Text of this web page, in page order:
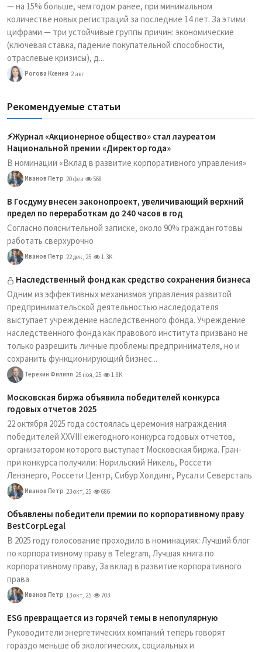
— на 15% больше, чем годом ранее, при минимальном
количестве новых регистраций за последние 14 лет. За этими
цифрами — три устойчивые группы причин: экономические
(ключевая ставка, падение покупательной способности,
отраслевые кризисы), д...
Рогова Ксения 2 авг
Рекомендуемые статьи
⚡️Журнал «Акционерное общество» стал лауреатом
Национальной премии «Директор года»
В номинации «Вклад в развитие корпоративного управления»
Иванов Петр 20 фев 568
В Госдуму внесен законопроект, увеличивающий верхний
предел по переработкам до 240 часов в год
Согласно пояснительной записке, около 90% граждан готовы
работать сверхурочно
Иванов Петр 22 дек, 25 1.3K
Наследственный фонд как средство сохранения бизнеса
Одним из эффективных механизмов управления развитой
предпринимательской деятельностью наследодателя
выступает учреждение наследственного фонда. Учреждение
наследственного фонда как правового института призвано не
только разрешить личные проблемы предпринимателя, но и
сохранить функционирующий бизнес...
Терехин Филипп 25 ноя, 25 1.8K
Московская биржа объявила победителей конкурса
годовых отчетов 2025
22 октября 2025 года состоялась церемония награждения
победителей XXVIII ежегодного конкурса годовых отчетов,
организатором которого выступает Московская биржа. Гран-
при конкурса получили: Норильский Никель, Россети
Ленэнерго, Россети Центр, Сибур Холдинг, Русал и Северсталь
Иванов Петр 23 окт, 25 686
Объявлены победители премии по корпоративному праву
BestCorpLegal
В 2025 году голосование проходило в номинациях: Лучший блог
по корпоративному праву в Telegram, Лучшая книга по
корпоративному праву, За вклад в развитие корпоративного
права
Иванов Петр 13 окт, 25 703
ESG превращается из горячей темы в непопулярную
Руководители энергетических компаний теперь говорят
гораздо меньше об экологических, социальных и